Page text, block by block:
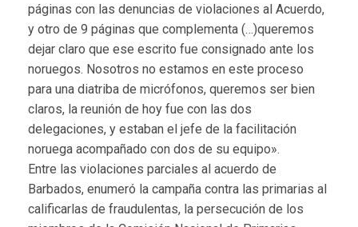
páginas con las denuncias de violaciones al Acuerdo,
y otro de 9 páginas que complementa (…)queremos
dejar claro que ese escrito fue consignado ante los
noruegos. Nosotros no estamos en este proceso
para una diatriba de micrófonos, queremos ser bien
claros, la reunión de hoy fue con las dos
delegaciones, y estaban el jefe de la facilitación
noruega acompañado con dos de su equipo».
Entre las violaciones parciales al acuerdo de
Barbados, enumeró la campaña contra las primarias al
calificarlas de fraudulentas, la persecución de los